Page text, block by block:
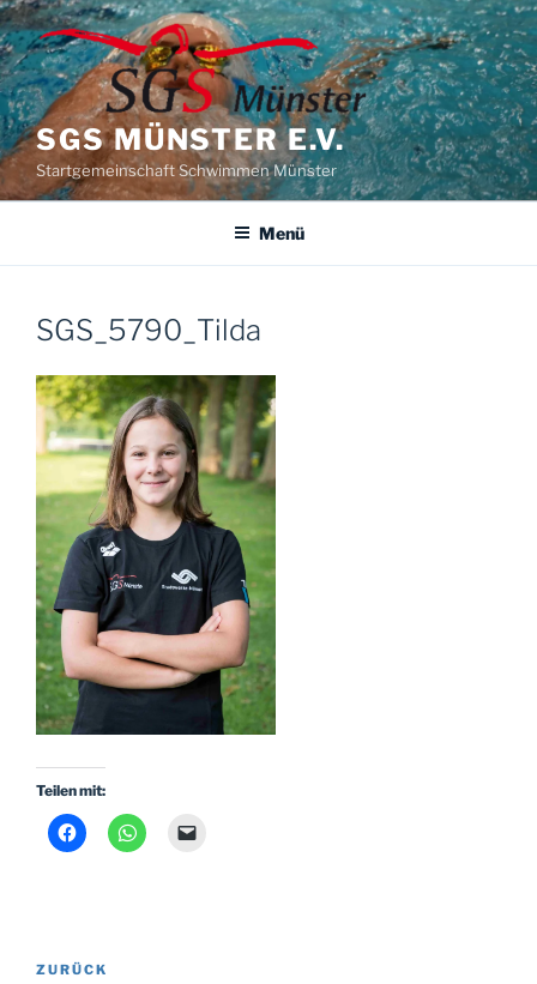
Zum
Inhalt
springen
SGS MÜNSTER E.V.
Startgemeinschaft Schwimmen Münster
Menü
SGS_5790_Tilda
Teilen mit:
Beitragsnavigation
Vorheriger
ZURÜCK